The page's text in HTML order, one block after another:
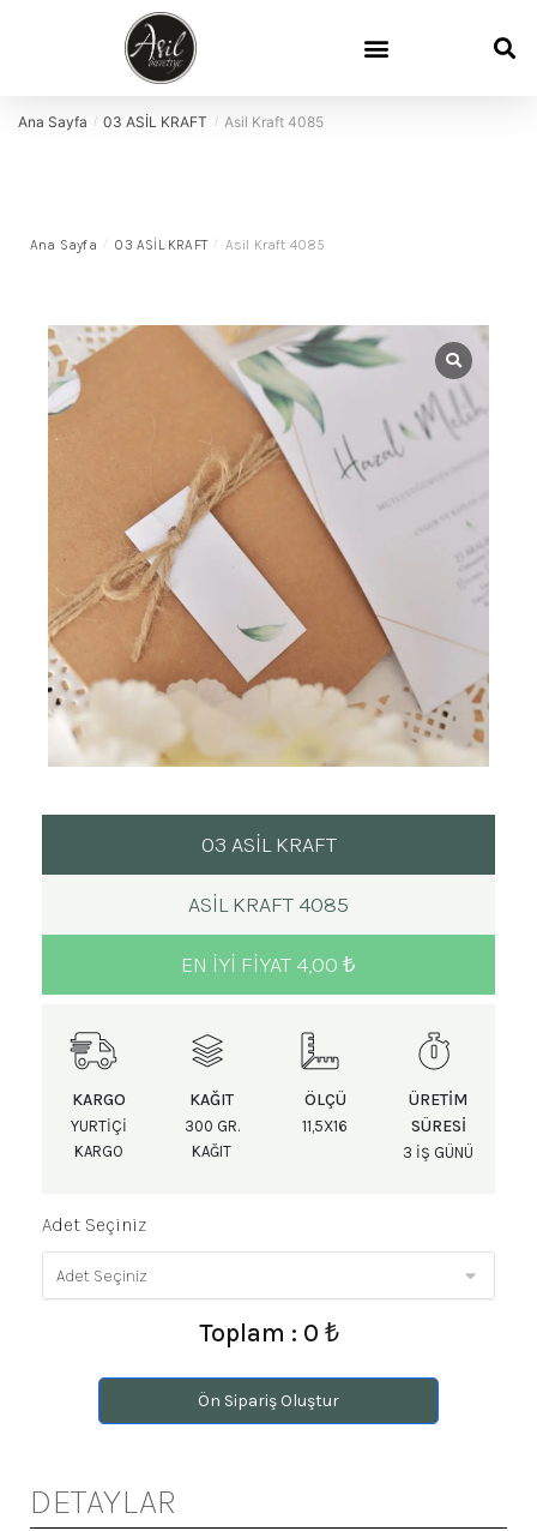
Ana Sayfa / 03 ASİL KRAFT / Asil Kraft 4085
Ana Sayfa / 03 ASİL KRAFT / Asil Kraft 4085
03 ASİL KRAFT
ASIL KRAFT 4085
EN IYI FIYAT 4,00 ₺
KARGO
YURTIÇI
KARGO
KAĞIT
300 GR.
KAĞIT
ÖLÇÜ
11,5X16
ÜRETIM
SÜRESI
3 IŞ GÜNÜ
Adet Seçiniz
Toplam : 0 ₺
Ön Sipariş Oluştur
DETAYLAR